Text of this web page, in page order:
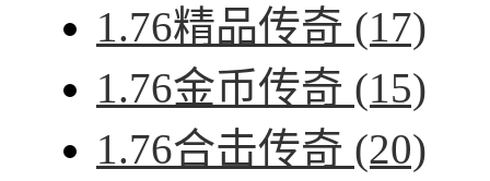
1.76精品传奇 (17)
1.76金币传奇 (15)
1.76合击传奇 (20)